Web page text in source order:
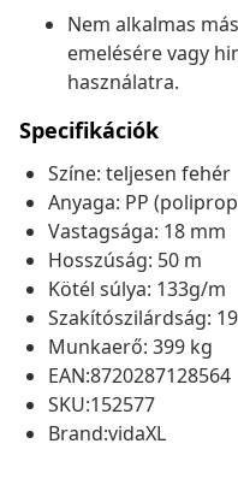
Nem alkalmas
emelésére vagy
használatra.
Specifikációk
Színe: teljesen fehér
Anyaga: PP
Vastagsága: 18 mm
Hosszúság: 50 m
Kötél súlya: 133g/m
Szakítószilárdság:
Munkaerő: 399 kg
EAN:8720287128564
SKU:152577
Brand:vidaXL